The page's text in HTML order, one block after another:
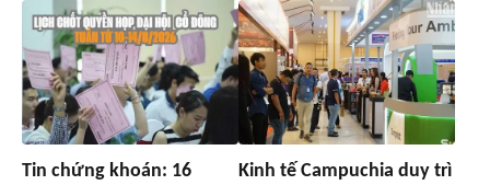
Tin chứng khoán: 16
Kinh tế Campuchia duy trì